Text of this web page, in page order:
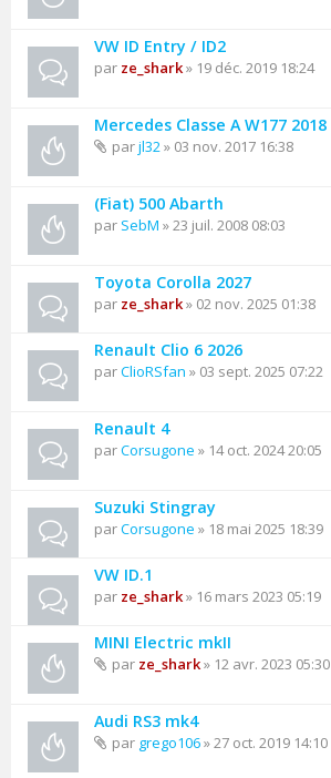
VW ID Entry / ID2
par ze_shark» 19 déc. 2019 18:24
Mercedes Classe A W177 2018
parjl32» 03 nov. 2017 16:38
(Fiat) 500 Abarth
par SebM » 23 juil. 2008 08:03
Toyota Corolla 2027
par ze_shark» 02 nov. 2025 01:38
Renault Clio 6 2026
parClioRSfan » 03 sept. 2025 07:22
Renault 4
parCorsugone » 14 oct. 2024 20:05
Suzuki Stingray
parCorsugone » 18 mai 2025 18:39
VW ID.1
par ze_shark» 16 mars 2023 05:19
MINI Electric mkII
par ze_shark» 12 avr. 2023 05:30
Audi RS3 mk4
par grego106» 27 oct. 2019 14:10